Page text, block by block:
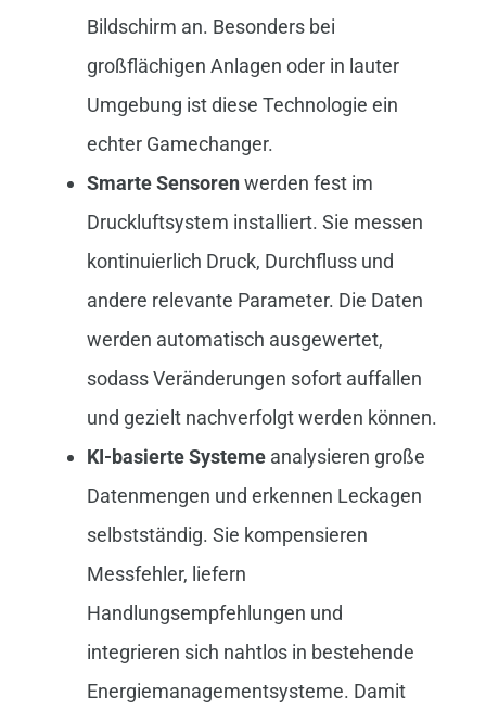
Bildschirm an. Besonders bei
großflächigen Anlagen oder in lauter
Umgebung ist diese Technologie ein
echter Gamechanger.
Smarte Sensorenwerden fest im
Druckluftsystem installiert. Sie messen
kontinuierlich Druck, Durchfluss und
andere relevante Parameter. Die Daten
werden automatisch ausgewertet,
sodass Veränderungen sofort auffallen
und gezielt nachverfolgt werden können.
KI-basierte Systemeanalysieren große
Datenmengen und erkennen Leckagen
selbstständig. Sie kompensieren
Messfehler, liefern
Handlungsempfehlungen und
integrieren sich nahtlos in bestehende
Energiemanagementsysteme. Damit